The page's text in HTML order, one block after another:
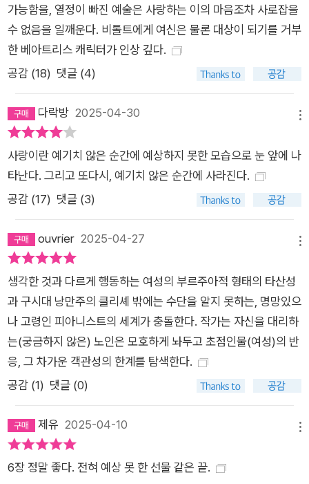
처음에는 이 낯선 상황을 거부하던 베아트리스는 연민의 감정으
로 조금씩 마음의 자리를 내준다. 그녀는 가족의 별장이 있는 휴
양섬 마요르카의 소예르로 그를 초대해 일주일을 같이 보내게 된
다. 하지만 거기까지다. 베아트리스는 현실적 판단으로 피아니스
트에게 냉정하게 이별을 통고한다. 비톨트는 베아트리스의 영혼
을 사랑한다고 생각한다. 그는 폴란드로 돌아가서 음악을 버리고
모국어인 폴란드어로 시를 쓰기 시작한다. 남자는 자신이 그녀를
사랑한다는 사실을 증명해 보이고 싶었기 때문에 시를 썼다. 그
시들을 통해 무덤 너머에서 그녀에게 구애해서 그녀가 자신을 사
랑하고 그녀의 가슴에 자신을 살아있게 하고 싶었다. 시에서 그는
히 발견하는 이야기로 베아트리스와의 만남을 묘사한다. 자신의
사적 인연을 인류사에 길이 남을 환상적 사건과 연결시키고 있다.
어떤 언어로도 비톨트의 진심은 통할 것 같지 않았지만, 번역가가
번역해준 폴란드어로 쓰인 시를 읽으며 베아트리스는 비로소 마
음의 빗장을 푼다. 작가의 작법이 등장하는 독특한 소설 이 책의
서술 방식은 독특하다. 작가의 작법이 소설에 등장한다. 쿳시는
첫 문장부터 소설이 만들어지는 과정을 보여주고 소설 자체를 탈
신비화하며 이야기를 펼쳐나가 눈길을 사로잡는다. 작가는 일종
의 메타소설이자 포스트모던 소설 작법을 보여준다. 아래는 번역
를 읽으면서 자신이 읽고 있는 것이 전적으로 인위적인 구성물이
라는 것을 의식하게 된다. 첫 문장에는 1이라는 숫자 다음에 “여
자가 먼저 그를 곤란하게 만들고, 이어서 곧 남자가 그렇게 한
가능함을, 열정이 빠진 예술은 사랑하는 이의 마음조차 사로잡을
수 없음을 일깨운다. 비톨트에게 여신은 물론 대상이 되기를 거부
한 베아트리스 캐릭터가 인상 깊다.
공감 (18) 댓글 (4)
다락방 2025-04-30
사랑이란 예기치 않은 순간에 예상하지 못한 모습으로 눈 앞에 나
타난다. 그리고 또다시, 예기치 않은 순간에 사라진다.
공감 (17) 댓글 (3)
ouvrier 2025-04-27
생각한 것과 다르게 행동하는 여성의 부르주아적 형태의 타산성
과 구시대 낭만주의 클리셰 밖에는 수단을 알지 못하는, 명망있으
나 고령인 피아니스트의 세계가 충돌한다. 작가는 자신을 대리하
는(궁금하지 않은) 노인은 모호하게 놔두고 초점인물(여성)의 반
응, 그 차가운 객관성의 한계를 탐색한다.
공감 (1) 댓글 (0)
제유 2025-04-10
6장 정말 좋다. 전혀 예상 못 한 선물 같은 끝.